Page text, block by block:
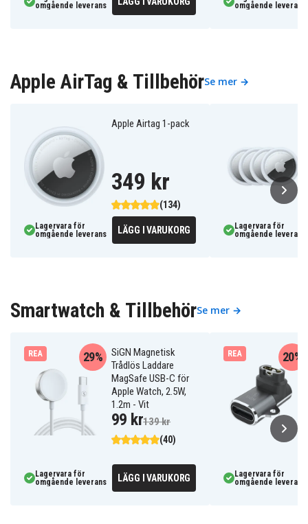
omgående leverans
omgående leverans
Apple AirTag & TillbehörSe mer →
Apple Airtag 1-pack
(134)
349 kr
Lagervara för
omgående leverans
LÄGG I VARUKORG
Lagervara för
omgående leverans
Smartwatch & TillbehörSe mer →
REA
SiGN Magnetisk
Trådlös Laddare
MagSafe USB-C för
Apple Watch, 2.5W,
1.2m - Vit
(40)
29%
99 kr139 kr
Lagervara för
omgående leverans
LÄGG I VARUKORG
REA 20%
Lagervara för
omgående leverans